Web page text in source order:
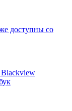
доступны со
Blackview